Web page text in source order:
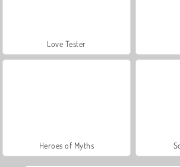
Love Tester
Heroes of Myths